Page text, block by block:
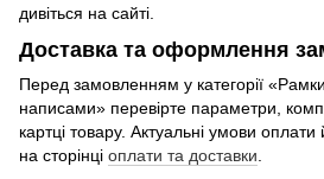
дивіться на сайті.
Доставка та оформлення
Перед замовленням у категорії
написами» перевірте параметри,
картці товару. Актуальні умови оплати
на сторінці оплати та доставки.